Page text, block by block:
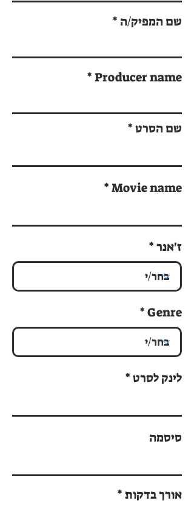
שם המפיק/ה
Producer name
שם הסרט
Movie name
ז'אנר
Genre
לינק לסרט
סיסמה
אורך בדקות